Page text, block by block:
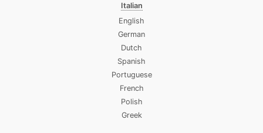
Italian
English
German
Dutch
Spanish
Portuguese
French
Polish
Greek